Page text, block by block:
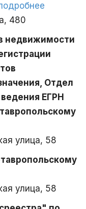
480
недвижимости
Отдел
ЕГРН
улица, 58
улица, 58